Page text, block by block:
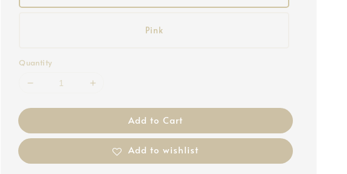
Pink
Quantity
Add to Cart
Add to wishlist